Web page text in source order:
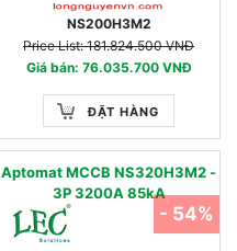
NS200H3M2
Price List: 181.824.500 VNĐ
Giá bán: 76.035.700 VNĐ
ĐẶT HÀNG
Aptomat MCCB NS320H3M2 -
3P 3200A 85kA
- 54%